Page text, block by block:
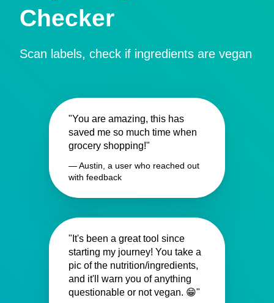
Checker
Scan labels, check if ingredients are vegan
"You are amazing, this has
saved me so much time when
grocery shopping!"
— Austin, a user who reached out
with feedback
"It's been a great tool since
starting my journey! You take a
pic of the nutrition/ingredients,
and it'll warn you of anything
questionable or not vegan. 😁"